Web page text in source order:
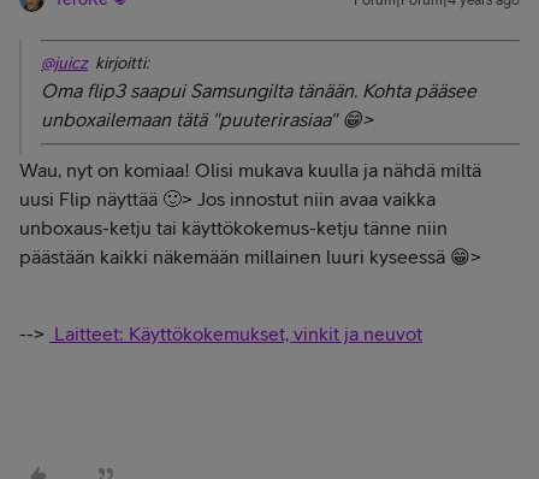
@juiczkirjoitti:
Oma flip3 saapui Samsungilta tänään. Kohta pääsee
unboxailemaan tätä "puuterirasiaa" 😁>
Wau, nyt on komiaa! Olisi mukava kuulla ja nähdä miltä
uusi Flip näyttää 🙂> Jos innostut niin avaa vaikka
unboxaus-ketju tai käyttökokemus-ketju tänne niin
päästään kaikki näkemään millainen luuri kyseessä 😁>
--> Laitteet: Käyttökokemukset, vinkit ja neuvot